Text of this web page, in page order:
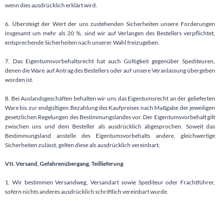
wenn dies ausdrücklich erklärt wird.
6. Übersteigt der Wert der uns zustehenden Sicherheiten unsere Forderungen
insgesamt um mehr als 20 %, sind wir auf Verlangen des Bestellers verpflichtet,
entsprechende Sicherheiten nach unserer Wahl freizugeben.
7. Das Eigentumsvorbehaltsrecht hat auch Gültigkeit gegenüber Spediteuren,
denen die Ware auf Antrag des Bestellers oder auf unsere Veranlassung übergeben
worden ist.
8. Bei Auslandsgeschäften behalten wir uns das Eigentumsrecht an der gelieferten
Ware bis zur endgültigen Bezahlung des Kaufpreises nach Maßgabe der jeweiligen
gesetzlichen Regelungen des Bestimmungslandes vor. Der Eigentumsvorbehalt gilt
zwischen uns und dem Besteller als ausdrücklich abgesprochen. Soweit das
Bestimmungsland anstelle des Eigentumsvorbehalts andere, gleichwertige
Sicherheiten zulässt, gelten diese als ausdrücklich vereinbart.
VII. Versand, Gefahrenübergang, Teillieferung
1. Wir bestimmen Versandweg, Versandart sowie Spediteur oder Frachtführer,
sofern nichts anderes ausdrücklich schriftlich vereinbart wurde.